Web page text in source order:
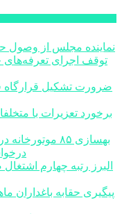
نماینده مجلس از وصول
بهسازی ۸۵ موتورخانه در البرز طی سه‌ماهه نخست امسال